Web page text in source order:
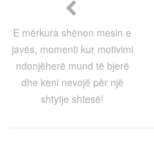
E mërkura shënon mesin e
javës, momenti kur motivimi
ndonjëherë mund të bjerë
dhe keni nevojë për një
shtytje shtesë!